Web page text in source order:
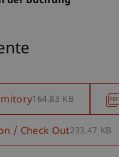
164.83 KB
/ Check Out233.47 KB